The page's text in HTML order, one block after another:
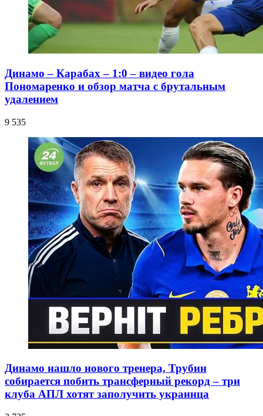
Динамо – Карабах – 1:0 – видео гола
Пономаренко и обзор матча с брутальным
удалением
9 535
Динамо нашло нового тренера, Трубин
собирается побить трансферный рекорд – три
клуба АПЛ хотят заполучить украинца